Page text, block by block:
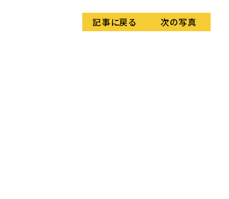
記事に戻る 次の写真